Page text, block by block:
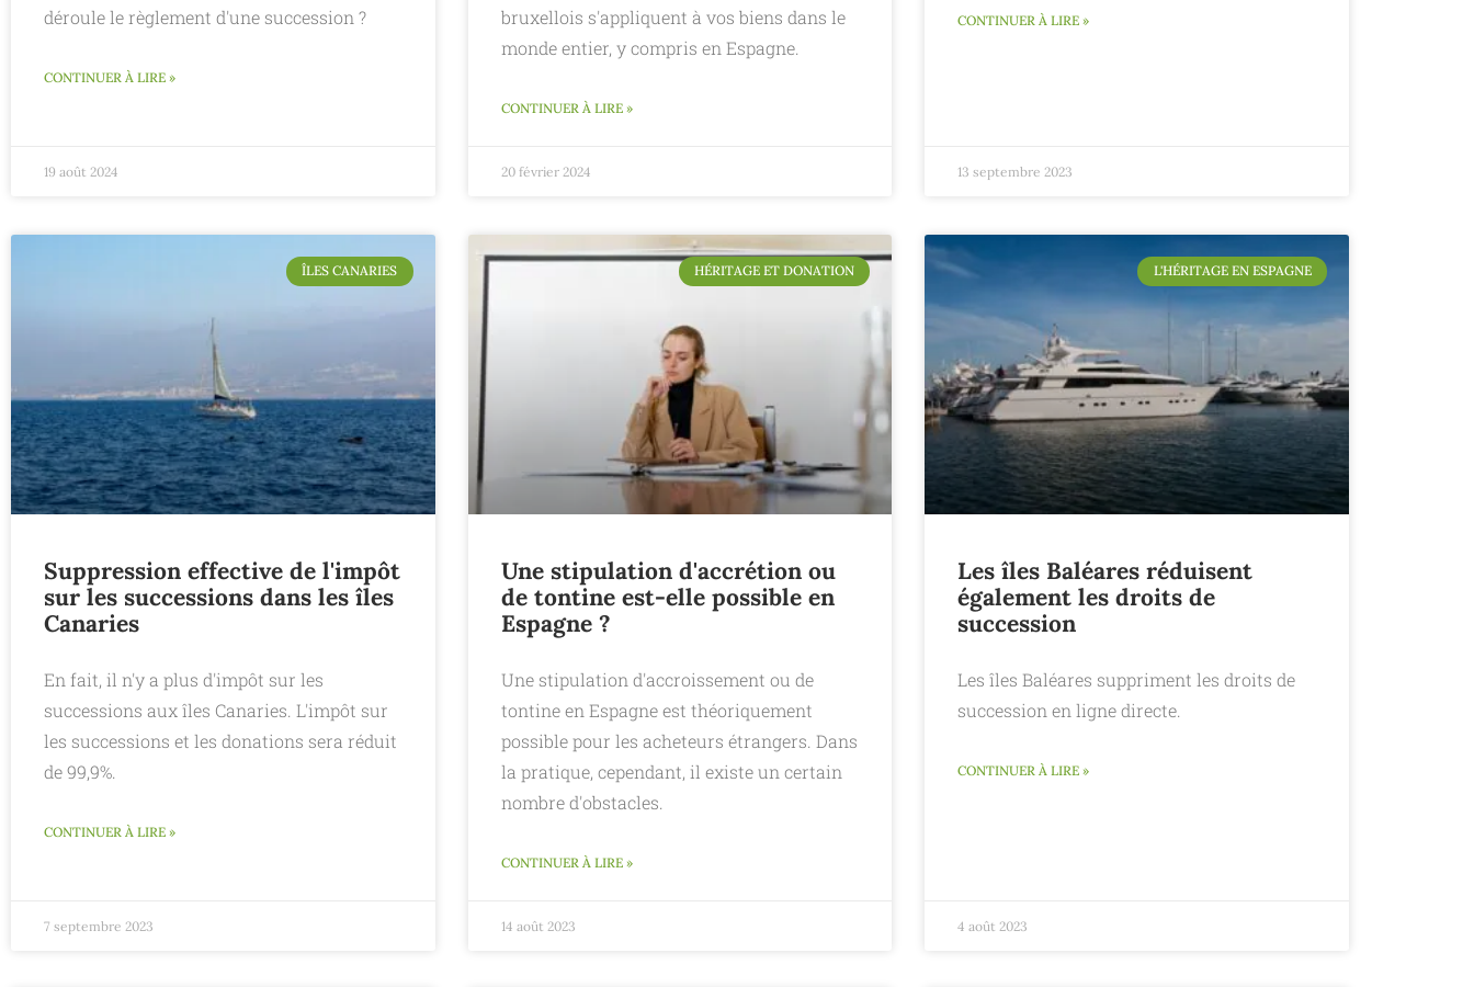
déroule le règlement d'une succession ?
CONTINUER À LIRE »
19 août 2024
bruxellois s'appliquent à vos biens dans le
monde entier, y compris en Espagne.
CONTINUER À LIRE »
20 février 2024
CONTINUER À LIRE »
13 septembre 2023
ÎLES CANARIES
Suppression effective de l'impôt
sur les successions dans les îles
Canaries
En fait, il n'y a plus d'impôt sur les
successions aux îles Canaries. L'impôt sur
les successions et les donations sera réduit
de 99,9%.
CONTINUER À LIRE »
7 septembre 2023
HÉRITAGE ET DONATION
Une stipulation d'accrétion ou
de tontine est-elle possible en
Espagne ?
Une stipulation d'accroissement ou de
tontine en Espagne est théoriquement
possible pour les acheteurs étrangers. Dans
la pratique, cependant, il existe un certain
nombre d'obstacles.
CONTINUER À LIRE »
14 août 2023
L'HÉRITAGE EN ESPAGNE
Les îles Baléares réduisent
également les droits de
succession
Les îles Baléares suppriment les droits de
succession en ligne directe.
CONTINUER À LIRE »
4 août 2023